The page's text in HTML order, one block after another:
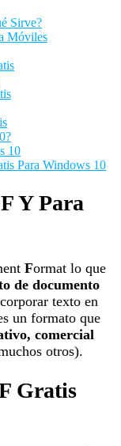
Sirve?
Móviles
10
Para Windows 10
Y Para
Format lo que
de documento
texto en
un formato que
comercial
otros).
Gratis